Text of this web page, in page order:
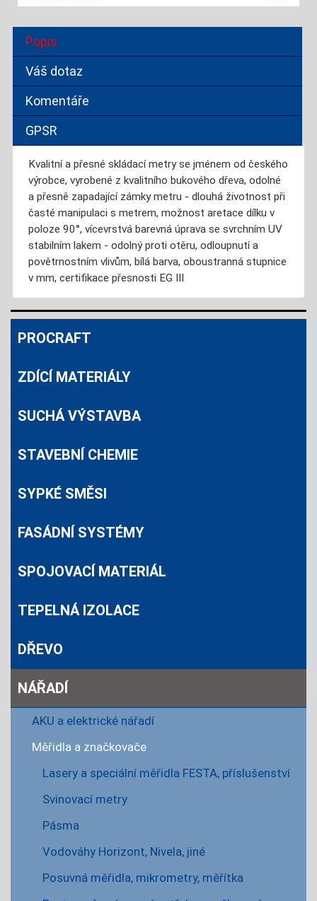
Popis
Váš dotaz
Komentáře
GPSR
Kvalitní a přesné skládací metry se jménem od českého
výrobce, vyrobené z kvalitního bukového dřeva, odolné
a přesně zapadající zámky metru - dlouhá životnost při
časté manipulaci s metrem, možnost aretace dílku v
poloze 90°, vícevrstvá barevná úprava se svrchním UV
stabilním lakem - odolný proti otěru, odloupnutí a
povětrnostním vlivům, bílá barva, oboustranná stupnice
v mm, certifikace přesnosti EG III
PROCRAFT
ZDÍCÍ MATERIÁLY
SUCHÁ VÝSTAVBA
STAVEBNÍ CHEMIE
SYPKÉ SMĚSI
FASÁDNÍ SYSTÉMY
SPOJOVACÍ MATERIÁL
TEPELNÁ IZOLACE
DŘEVO
NÁŘADÍ
AKU a elektrické nářadí
Měřidla a značkovače
Lasery a speciální měřidla FESTA, příslušenství
Svinovací metry
Pásma
Vodováhy Horizont, Nivela, jiné
Posuvná měřidla, mikrometry, měřítka